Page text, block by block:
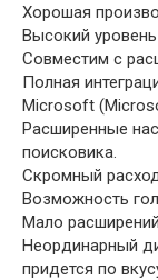
Хорошая
Высокий
Совместим с
Полная
Microsoft
Расширенные
поисковика.
Скромный
Возможность
Мало
Неординарный
придется по